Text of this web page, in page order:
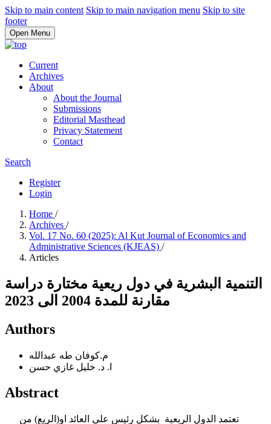
Skip to main content Skip to main navigation menu Skip to site
footer
Open Menu
Current
Archives
About
About the Journal
Submissions
Editorial Masthead
Privacy Statement
Contact
Search
Register
Login
Home /
Archives /
Vol. 17 No. 60 (2025): Al Kut Journal of Economics and
Administrative Sciences (KJEAS) /
Articles
التنمية البشرية في دول ريعية مختارة دراسة
مقارنة للمدة 2004 الى 2023
Authors
م.كوفان طه عبدالله
ا. د. خليل غازي حسن
Abstract